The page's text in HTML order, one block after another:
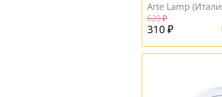
Arte Lamp
620 ₽
310 ₽